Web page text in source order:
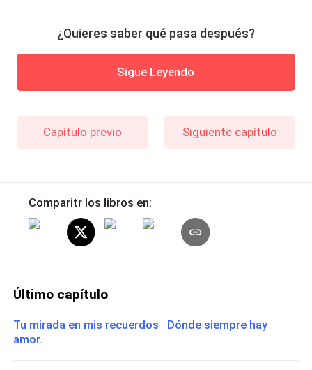
¿Quieres saber qué pasa después?
Sigue Leyendo
Capítulo previo Siguiente capítulo
Comparitr los libros en:
Último capítulo
Tu mirada en mis recuerdos Dónde siempre hay
amor.